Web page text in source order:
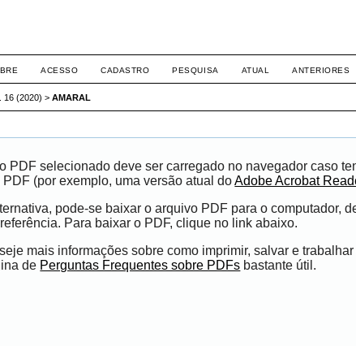
ACESSO CADASTRO PESQUISA ATUAL ANTERIORES
16 (2020) >AMARAL
PDF selecionado deve ser carregado no navegador caso
PDF (por exemplo, uma versão atual doAdobe Acrobat
pode-se baixar o arquivo PDF para o computador,
Para baixar o PDF, clique no link abaixo.
mais informações sobre como imprimir, salvar e
de Perguntas Frequentes sobre PDFs bastante útil.